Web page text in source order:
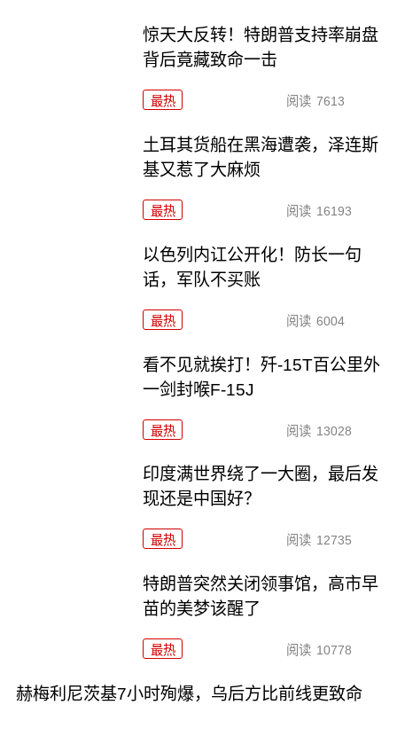
惊天大反转！特朗普支持率崩盘
背后竟藏致命一击
最热 阅读 7613
土耳其货船在黑海遭袭，泽连斯
基又惹了大麻烦
最热 阅读 16193
以色列内讧公开化！防长一句
话，军队不买账
最热 阅读 6004
看不见就挨打！歼-15T百公里外
一剑封喉F-15J
最热 阅读 13028
印度满世界绕了一大圈，最后发
现还是中国好？
最热 阅读 12735
特朗普突然关闭领事馆，高市早
苗的美梦该醒了
最热 阅读 10778
赫梅利尼茨基7小时殉爆，乌后方比前线更致命